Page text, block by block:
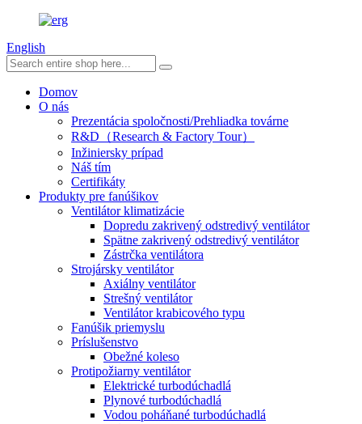
English
Domov
O nás
Prezentácia spoločnosti/Prehliadka továrne
R&D（Research & Factory Tour）
Inžiniersky prípad
Náš tím
Certifikáty
Produkty pre fanúšikov
Ventilátor klimatizácie
Dopredu zakrivený odstredivý ventilátor
Spätne zakrivený odstredivý ventilátor
Zástrčka ventilátora
Strojársky ventilátor
Axiálny ventilátor
Strešný ventilátor
Ventilátor krabicového typu
Fanúšik priemyslu
Príslušenstvo
Obežné koleso
Protipožiarny ventilátor
Elektrické turbodúchadlá
Plynové turbodúchadlá
Vodou poháňané turbodúchadlá